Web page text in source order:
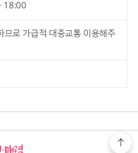
18:00
므로 가급적 대중교통 이용해주